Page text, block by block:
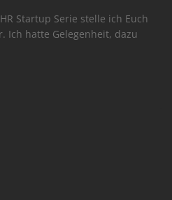
Startup Serie stelle ich Euch
Ich hatte Gelegenheit, dazu